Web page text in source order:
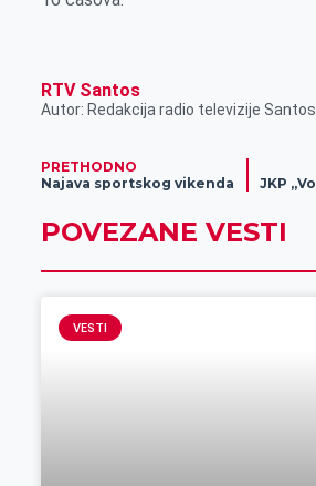
RTV Santos
Autor: Redakcija radio televizije Santos
PRETHODNO
Najava sportskog vikenda
POVEZANE VESTI
VESTI